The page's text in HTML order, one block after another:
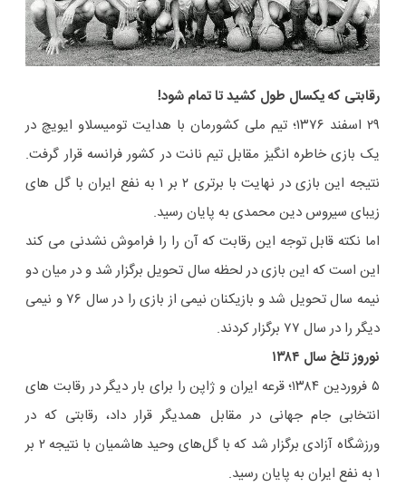
رقابتی که یکسال طول کشید تا تمام شود!
۲۹ اسفند ۱۳۷۶؛ تیم ملی کشورمان با هدایت تومیسلاو ایویچ در
یک بازی خاطره انگیز مقابل تیم نانت در کشور فرانسه قرار گرفت.
نتیجه این بازی در نهایت با برتری ۲ بر ۱ به نفع ایران با گل های
زیبای سیروس دین محمدی به پایان رسید.
اما نکته قابل توجه این رقابت که آن را را فراموش نشدنی می کند
این است که این بازی در لحظه سال تحویل برگزار شد و در میان دو
نیمه سال تحویل شد و بازیکنان نیمی از بازی را در سال ۷۶ و نیمی
دیگر را در سال ۷۷ برگزار کردند.
نوروز تلخ سال ۱۳۸۴
۵ فروردین ۱۳۸۴؛ قرعه ایران و ژاپن را برای بار دیگر در رقابت های
انتخابی جام جهانی در مقابل همدیگر قرار داد، رقابتی که در
ورزشگاه آزادی برگزار شد که با گل‌های وحید هاشمیان با نتیجه ۲ بر
۱ به نفع ایران به پایان رسید.